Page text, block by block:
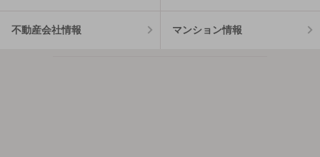
不動産会社情報 マンション情報